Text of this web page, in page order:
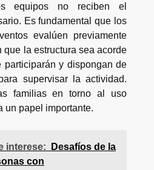
equipos no reciben el
Es fundamental que los
evalúen previamente
que la estructura sea acorde
y dispongan de
supervisar la actividad.
familias en torno al uso
un papel importante.
interese:
Desafíos de la
con